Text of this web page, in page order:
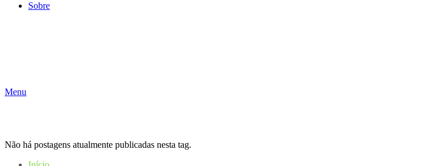
Sobre
Menu
Não há postagens atualmente publicadas nesta tag.